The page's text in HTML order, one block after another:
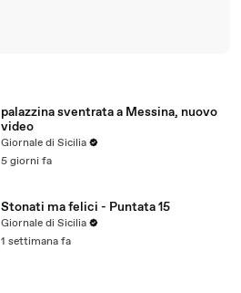
palazzina sventrata a Messina, nuovo
video
Giornale di Sicilia
5 giorni fa
Stonati ma felici - Puntata 15
Giornale di Sicilia
1 settimana fa